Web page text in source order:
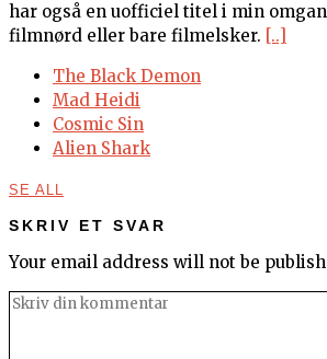
har også en uofficiel titel i min
filmnørd eller bare filmelsker. [..]
The Black Demon
Mad Heidi
Cosmic Sin
Alien Shark
SE ALL
SKRIV ET SVAR
Your email address will not be